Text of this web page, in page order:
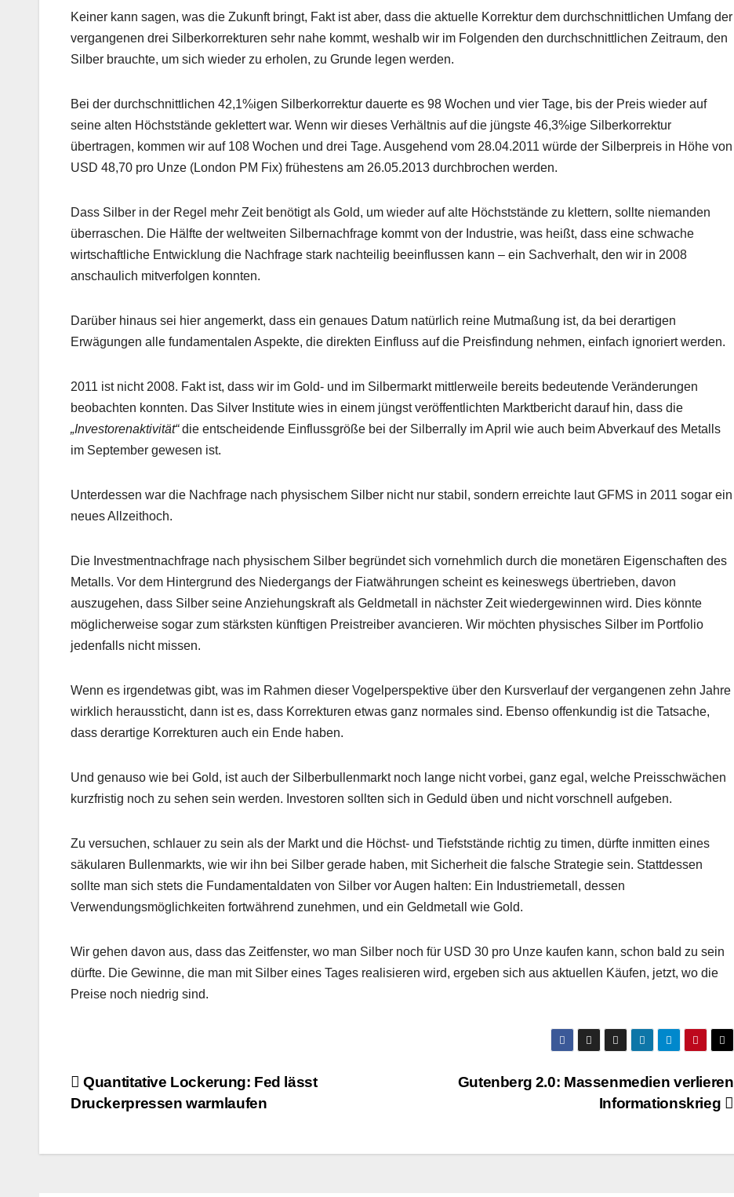
Keiner kann sagen, was die Zukunft bringt, Fakt ist aber, dass die aktuelle Korrektur dem durchschnittlichen Umfang der
vergangenen drei Silberkorrekturen sehr nahe kommt, weshalb wir im Folgenden den durchschnittlichen Zeitraum, den
Silber brauchte, um sich wieder zu erholen, zu Grunde legen werden.
Bei der durchschnittlichen 42,1%igen Silberkorrektur dauerte es 98 Wochen und vier Tage, bis der Preis wieder auf
seine alten Höchststände geklettert war. Wenn wir dieses Verhältnis auf die jüngste 46,3%ige Silberkorrektur
übertragen, kommen wir auf 108 Wochen und drei Tage. Ausgehend vom 28.04.2011 würde der Silberpreis in Höhe von
USD 48,70 pro Unze (London PM Fix) frühestens am 26.05.2013 durchbrochen werden.
Dass Silber in der Regel mehr Zeit benötigt als Gold, um wieder auf alte Höchststände zu klettern, sollte niemanden
überraschen. Die Hälfte der weltweiten Silbernachfrage kommt von der Industrie, was heißt, dass eine schwache
wirtschaftliche Entwicklung die Nachfrage stark nachteilig beeinflussen kann – ein Sachverhalt, den wir in 2008
anschaulich mitverfolgen konnten.
Darüber hinaus sei hier angemerkt, dass ein genaues Datum natürlich reine Mutmaßung ist, da bei derartigen
Erwägungen alle fundamentalen Aspekte, die direkten Einfluss auf die Preisfindung nehmen, einfach ignoriert werden.
2011 ist nicht 2008. Fakt ist, dass wir im Gold- und im Silbermarkt mittlerweile bereits bedeutende Veränderungen
beobachten konnten. Das Silver Institute wies in einem jüngst veröffentlichten Marktbericht darauf hin, dass die
„Investorenaktivität“die entscheidende Einflussgröße bei der Silberrally im April wie auch beim Abverkauf des Metalls
im September gewesen ist.
Unterdessen war die Nachfrage nach physischem Silber nicht nur stabil, sondern erreichte laut GFMS in 2011 sogar ein
neues Allzeithoch.
Die Investmentnachfrage nach physischem Silber begründet sich vornehmlich durch die monetären Eigenschaften des
Metalls. Vor dem Hintergrund des Niedergangs der Fiatwährungen scheint es keineswegs übertrieben, davon
auszugehen, dass Silber seine Anziehungskraft als Geldmetall in nächster Zeit wiedergewinnen wird. Dies könnte
möglicherweise sogar zum stärksten künftigen Preistreiber avancieren. Wir möchten physisches Silber im Portfolio
jedenfalls nicht missen.
Wenn es irgendetwas gibt, was im Rahmen dieser Vogelperspektive über den Kursverlauf der vergangenen zehn Jahre
wirklich heraussticht, dann ist es, dass Korrekturen etwas ganz normales sind. Ebenso offenkundig ist die Tatsache,
dass derartige Korrekturen auch ein Ende haben.
Und genauso wie bei Gold, ist auch der Silberbullenmarkt noch lange nicht vorbei, ganz egal, welche Preisschwächen
kurzfristig noch zu sehen sein werden. Investoren sollten sich in Geduld üben und nicht vorschnell aufgeben.
Zu versuchen, schlauer zu sein als der Markt und die Höchst- und Tiefststände richtig zu timen, dürfte inmitten eines
säkularen Bullenmarkts, wie wir ihn bei Silber gerade haben, mit Sicherheit die falsche Strategie sein. Stattdessen
sollte man sich stets die Fundamentaldaten von Silber vor Augen halten: Ein Industriemetall, dessen
Verwendungsmöglichkeiten fortwährend zunehmen, und ein Geldmetall wie Gold.
Wir gehen davon aus, dass das Zeitfenster, wo man Silber noch für USD 30 pro Unze kaufen kann, schon bald zu sein
dürfte. Die Gewinne, die man mit Silber eines Tages realisieren wird, ergeben sich aus aktuellen Käufen, jetzt, wo die
Preise noch niedrig sind.
Beitragsnavigation
Gutenberg 2.0: Massenmedien verlieren
Informationskrieg
Quantitative Lockerung: Fed lässt
Druckerpressen warmlaufen